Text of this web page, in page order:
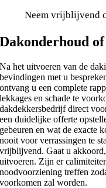
Neem vrijblijvend
Dakonderhoud
Na het uitvoeren van de
bevindingen met u
ontvang u een complete
lekkages en schade te
dakdekkersbedrijf direct
een duidelijke offerte
gebeuren en wat de exacte
nooit voor verrassingen te
vrijblijvend. Gaat u
uitvoeren. Zijn er
noodvoorziening treffen
voorkomen zal worden.